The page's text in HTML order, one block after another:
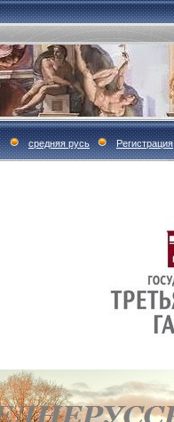
средняя русь Регистрация